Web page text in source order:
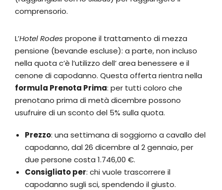
comprensorio.
L’Hotel Rodes propone il trattamento di mezza
pensione (bevande escluse): a parte, non incluso
nella quota c’è l’utilizzo dell’ area benessere e il
cenone di capodanno. Questa offerta rientra nella
formula Prenota Prima: per tutti coloro che
prenotano prima di metà dicembre possono
usufruire di un sconto del 5% sulla quota.
Prezzo: una settimana di soggiorno a cavallo del
capodanno, dal 26 dicembre al 2 gennaio, per
due persone costa 1.746,00 €.
Consigliato per: chi vuole trascorrere il
capodanno sugli sci, spendendo il giusto.